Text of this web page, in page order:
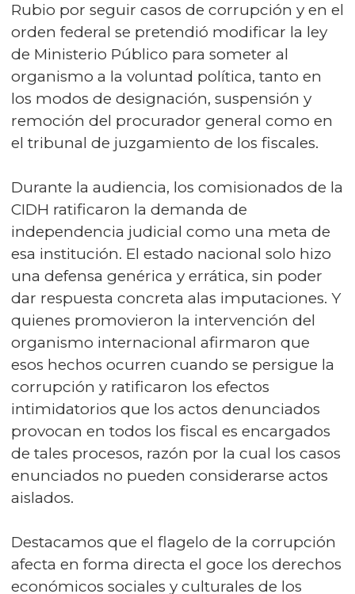
Rubio por seguir casos de corrupción y en el
orden federal se pretendió modificar la ley
de Ministerio Público para someter al
organismo a la voluntad política, tanto en
los modos de designación, suspensión y
remoción del procurador general como en
el tribunal de juzgamiento de los fiscales.
Durante la audiencia, los comisionados de la
CIDH ratificaron la demanda de
independencia judicial como una meta de
esa institución. El estado nacional solo hizo
una defensa genérica y errática, sin poder
dar respuesta concreta alas imputaciones. Y
quienes promovieron la intervención del
organismo internacional afirmaron que
esos hechos ocurren cuando se persigue la
corrupción y ratificaron los efectos
intimidatorios que los actos denunciados
provocan en todos los fiscal es encargados
de tales procesos, razón por la cual los casos
enunciados no pueden considerarse actos
aislados.
Destacamos que el flagelo de la corrupción
afecta en forma directa el goce los derechos
económicos sociales y culturales de los